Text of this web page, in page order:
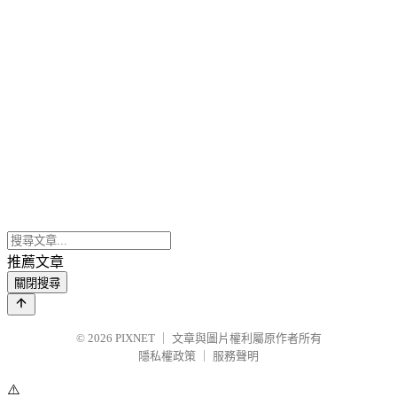
推薦文章
關閉搜尋
© 2026 PIXNET
文章與圖片權利屬原作者所有
隱私權政策
服務聲明
⚠️